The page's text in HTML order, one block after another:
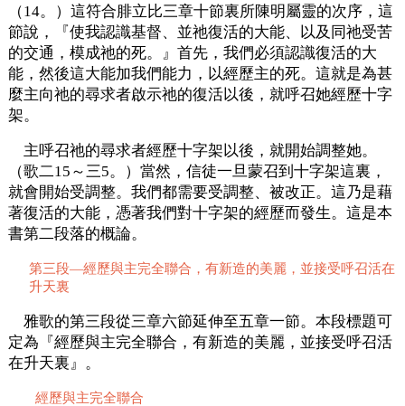
（14。）這符合腓立比三章十節裏所陳明屬靈的次序，這
節說，『使我認識基督、並祂復活的大能、以及同祂受苦
的交通，模成祂的死。』首先，我們必須認識復活的大
能，然後這大能加我們能力，以經歷主的死。這就是為甚
麼主向祂的尋求者啟示祂的復活以後，就呼召她經歷十字
架。
主呼召祂的尋求者經歷十字架以後，就開始調整她。
（歌二15～三5。）當然，信徒一旦蒙召到十字架這裏，
就會開始受調整。我們都需要受調整、被改正。這乃是藉
著復活的大能，憑著我們對十字架的經歷而發生。這是本
書第二段落的概論。
第三段—經歷與主完全聯合，有新造的美麗，並接受呼召活在
升天裏
雅歌的第三段從三章六節延伸至五章一節。本段標題可
定為『經歷與主完全聯合，有新造的美麗，並接受呼召活
在升天裏』。
經歷與主完全聯合